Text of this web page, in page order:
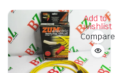
Add to
wishlist
Compare